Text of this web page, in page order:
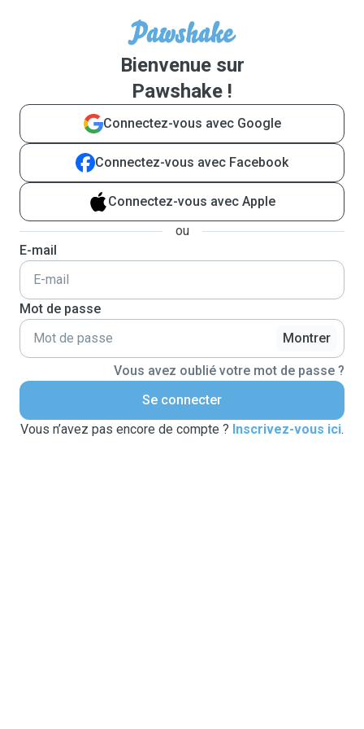
Bienvenue sur
Pawshake !
Connectez-vous avec Google
Connectez-vous avec Facebook
Connectez-vous avec Apple
ou
E-mail
Mot de passe
Montrer
Vous avez oublié votre mot de passe ?
Se connecter
Vous n’avez pas encore de compte ? Inscrivez-vous ici.